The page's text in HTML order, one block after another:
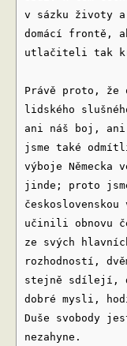
v sázku životy
domácí frontě,
utlačiteli tak
Právě proto, že
lidského
ani náš boj, ani
jsme také
výboje
jinde; proto
učinili obnovu
ze svých
rozhodností,
stejně sdílejí,
dobré mysli,
Duše svobody
nezahyne.